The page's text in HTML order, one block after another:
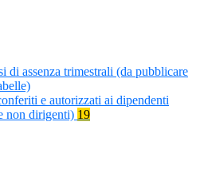
di assenza trimestrali (da pubblicare
e autorizzati ai dipendenti
non dirigenti) 19